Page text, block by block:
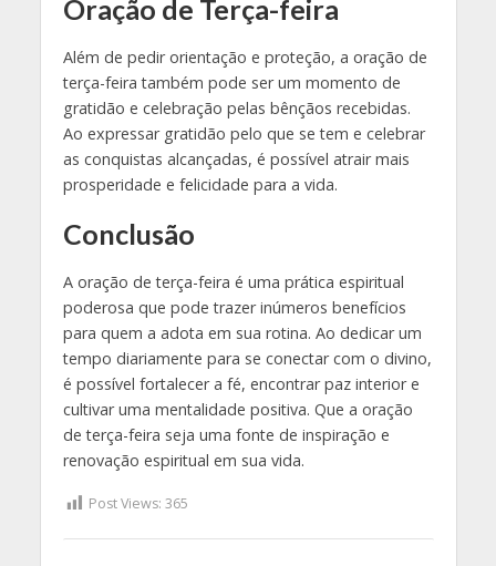
Oração de Terça-feira
Além de pedir orientação e proteção, a oração de
terça-feira também pode ser um momento de
gratidão e celebração pelas bênçãos recebidas.
Ao expressar gratidão pelo que se tem e celebrar
as conquistas alcançadas, é possível atrair mais
prosperidade e felicidade para a vida.
Conclusão
A oração de terça-feira é uma prática espiritual
poderosa que pode trazer inúmeros benefícios
para quem a adota em sua rotina. Ao dedicar um
tempo diariamente para se conectar com o divino,
é possível fortalecer a fé, encontrar paz interior e
cultivar uma mentalidade positiva. Que a oração
de terça-feira seja uma fonte de inspiração e
renovação espiritual em sua vida.
Post Views: 365